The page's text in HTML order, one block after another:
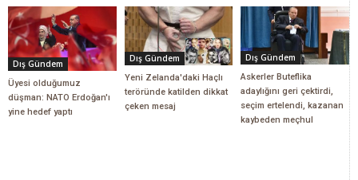
Dış Gündem
Üyesi olduğumuz
düşman: NATO Erdoğan'ı
yine hedef yaptı
Dış Gündem
Yeni Zelanda'daki Haçlı
teröründe katilden dikkat
çeken mesaj
Dış Gündem
Askerler Buteflika
adaylığını geri çektirdi,
seçim ertelendi, kazanan
kaybeden meçhul